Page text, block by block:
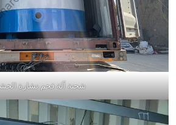
شحنة آلة فحم نشارة